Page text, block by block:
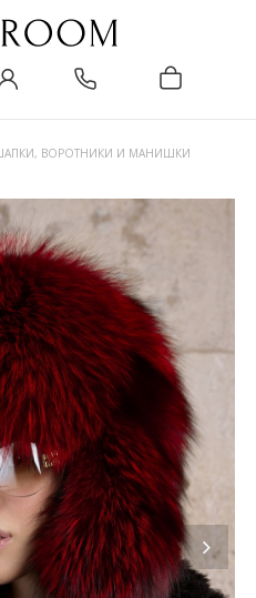
ВОРОТНИКИ И МАНИШКИ